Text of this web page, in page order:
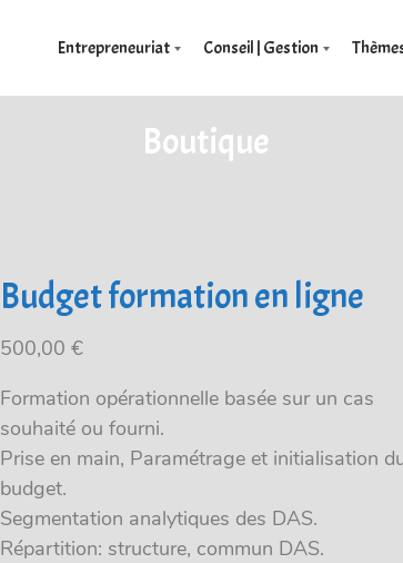
Entrepreneuriat Conseil | Gestion
Boutique
Budget formation en ligne
500,00 €
Formation opérationnelle basée sur un cas
souhaité ou fourni.
Prise en main, Paramétrage et initialisation
budget.
Segmentation analytiques des DAS.
Répartition: structure, commun DAS.